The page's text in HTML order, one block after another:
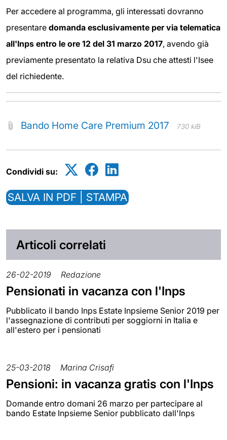
Per accedere al programma, gli interessati dovranno
presentare domanda esclusivamente per via telematica
all'Inps entro le ore 12 del 31 marzo 2017, avendo già
previamente presentato la relativa Dsu che attesti l'Isee
del richiedente.
Bando Home Care Premium 2017 730 kiB
Condividi su:
SALVA IN PDF | STAMPA
Articoli correlati
26-02-2019 Redazione
Pensionati in vacanza con l'Inps
Pubblicato il bando Inps Estate Inpsieme Senior 2019 per
l'assegnazione di contributi per soggiorni in Italia e
all'estero per i pensionati
25-03-2018 Marina Crisafi
Pensioni: in vacanza gratis con l'Inps
Domande entro domani 26 marzo per partecipare al
bando Estate Inpsieme Senior pubblicato dall'Inps